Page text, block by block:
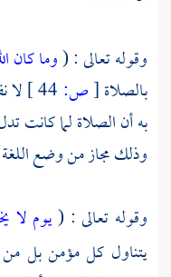
وقوله تعالى : (وما كان
بالصلاة[ص:
لا
به أن الصلاة لما كانت
وذلك مجاز من وضع
وقوله تعالى : (يوم لا
يتناول كل مؤمن بل